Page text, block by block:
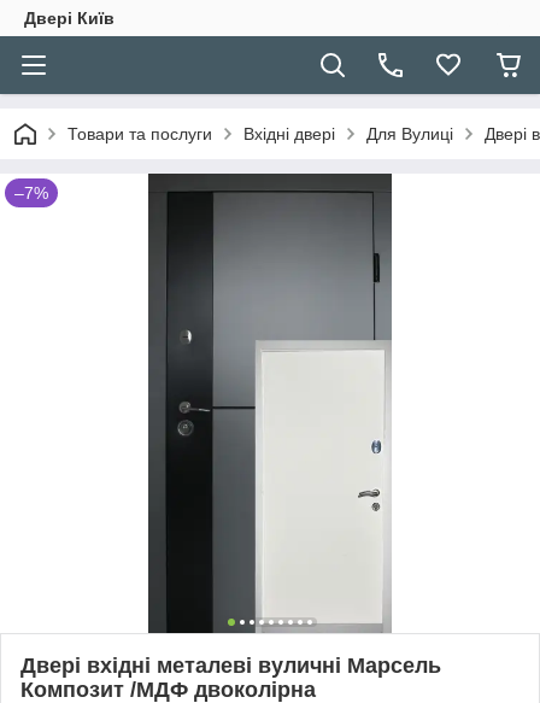
Двері Київ
Товари та послуги Вхідні двері Для Вулиці Двері
–7%
Двері вхідні металеві вуличні Марсель
Композит /МДФ двоколірна